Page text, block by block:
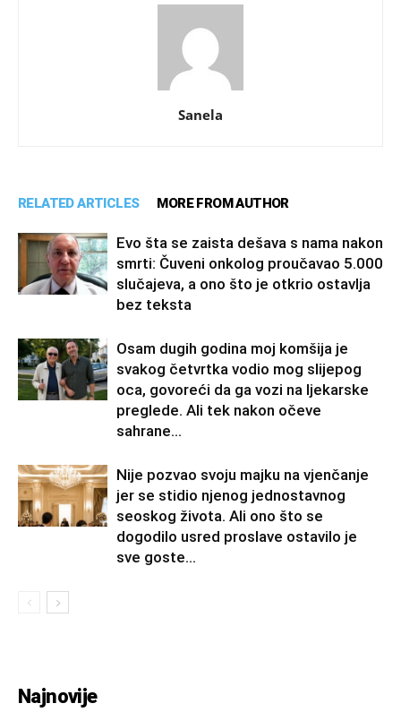
Sanela
RELATED ARTICLES MORE FROM AUTHOR
Evo šta se zaista dešava s nama nakon
smrti: Čuveni onkolog proučavao 5.000
slučajeva, a ono što je otkrio ostavlja
bez teksta
Osam dugih godina moj komšija je
svakog četvrtka vodio mog slijepog
oca, govoreći da ga vozi na ljekarske
preglede. Ali tek nakon očeve
sahrane...
Nije pozvao svoju majku na vjenčanje
jer se stidio njenog jednostavnog
seoskog života. Ali ono što se
dogodilo usred proslave ostavilo je
sve goste...
Najnovije